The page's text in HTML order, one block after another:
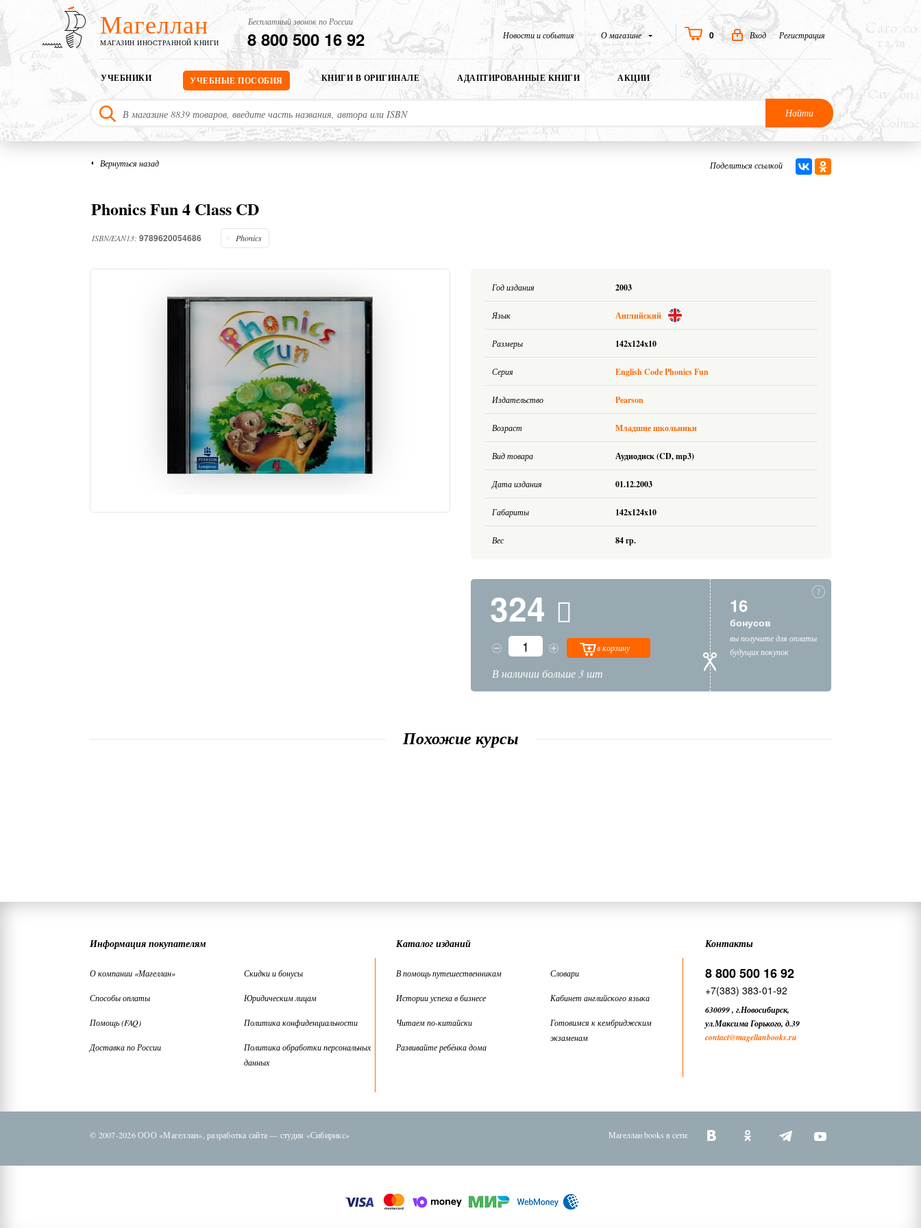
Магеллан
МАГАЗИН ИНОСТРАННОЙ КНИГИ
Бесплатный звонок по России
8 800 500 16 92 Новости и события О магазине 0 Вход Регистрация
УЧЕБНИКИ УЧЕБНЫЕ ПОСОБИЯ КНИГИ В ОРИГИНАЛЕ АДАПТИРОВАННЫЕ КНИГИ АКЦИИ
Найти
Вернуться назад Поделиться ссылкой
Phonics Fun 4 Class CD
ISBN/EAN13: 9789620054686 Phonics
Год издания 2003
Язык Английский
Размеры 142x124x10
Серия English Code Phonics Fun
Издательство Pearson
Возраст Младшие школьники
Вид товара Аудиодиск (CD, mp3)
Дата издания 01.12.2003
Габариты 142x124x10
Вес 84 гр.
324
в корзину
В наличии больше 3 шт
16
бонусов
вы получите для оплаты
будущих покупок
Похожие курсы
Информация покупателям
О компании «Магеллан»
Способы оплаты
Помощь (FAQ)
Доставка по России
Скидки и бонусы
Юридическим лицам
Политика конфиденциальности
Политика обработки персональных
данных
Каталог изданий
В помощь путешественникам
Истории успеха в бизнесе
Читаем по-китайски
Развивайте ребёнка дома
Словари
Кабинет английского языка
Готовимся к кембриджским
экзаменам
Контакты
8 800 500 16 92
+7(383) 383-01-92
630099, г.Новосибирск,
ул.Максима Горького, д.39
contact@magellanbooks.ru
© 2007-2026 ООО «Магеллан», разработка сайта — студия «Сибирикс» Магеллан books в сети: